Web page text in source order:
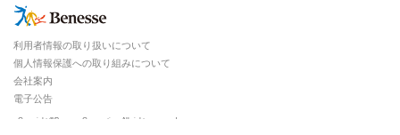
Copyright ©Benesse Corporation. All rights reserved.
利用者情報の取り扱いについて
個人情報保護への取り組みについて
会社案内
電子公告